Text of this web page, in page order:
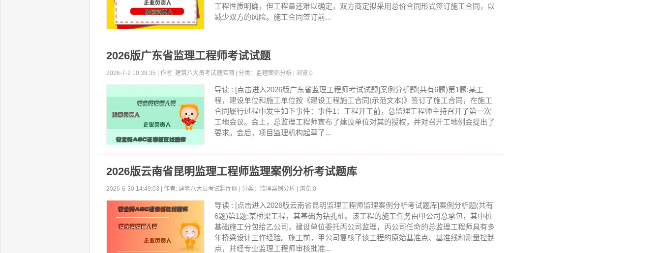
工程性质明确，但工程量还难以确定，双方商定拟采用总价合同形式签订施工合同，以
减少双方的风险。施工合同签订前...
2026版广东省监理工程师考试试题
2026-7-2 10:39:35 | 作者: 建筑八大员考试题库网 | 分类：监理案例分析 | 浏览:0
导读 : [点击进入2026版广东省监理工程师考试试题]案例分析题(共有6题)第1题:某工
程，建设单位和施工单位按《建设工程施工合同(示范文本)》签订了施工合同，在施工
合同履行过程中发生如下事件：事件1：工程开工前，总监理工程师主持召开了第一次
工地会议。会上，总监理工程师宣布了建设单位对其的授权，并对召开工地例会提出了
要求。会后，项目监理机构起草了...
2026版云南省昆明监理工程师监理案例分析考试题库
2026-6-30 14:49:03 | 作者: 建筑八大员考试题库网 | 分类：监理案例分析 | 浏览:0
导读 : [点击进入2026版云南省昆明监理工程师监理案例分析考试题库]案例分析题(共有
6题)第1题:某桥梁工程，其基础为钻孔桩。该工程的施工任务由甲公司总承包，其中桩
基础施工分包给乙公司，建设单位委托丙公司监理，丙公司任命的总监理工程师具有多
年桥梁设计工作经验。施工前，甲公司复核了该工程的原始基准点、基准线和测量控制
点，并经专业监理工程师审核批准...